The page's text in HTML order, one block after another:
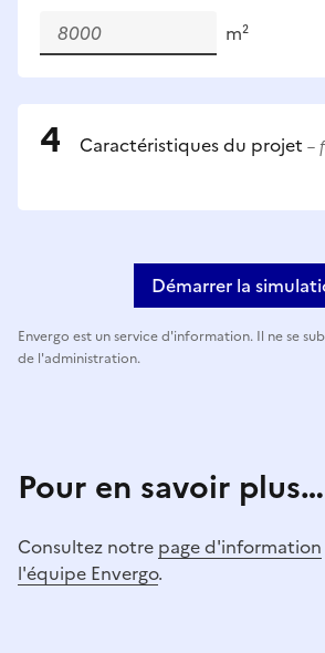
m²
Caractéristiques du projet –
Démarrer la
Envergo est un service d'information. Il ne se
de l'administration.
Pour en savoir plus…
Consultez notre page d'information
l'équipe Envergo.